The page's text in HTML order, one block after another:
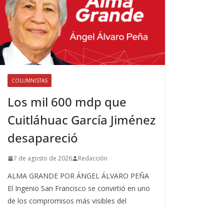
COLUMNISTAS
Los mil 600 mdp que
Cuitláhuac García Jiménez
desapareció
7 de agosto de 2026 Redacción
ALMA GRANDE POR ÁNGEL ÁLVARO PEÑA
El Ingenio San Francisco se convirtió en uno
de los compromisos más visibles del